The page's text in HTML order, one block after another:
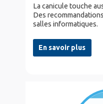
La canicule touche
Des
salles informatiques.
En savoir plus